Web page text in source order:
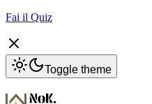
Fai il Quiz
Toggle theme